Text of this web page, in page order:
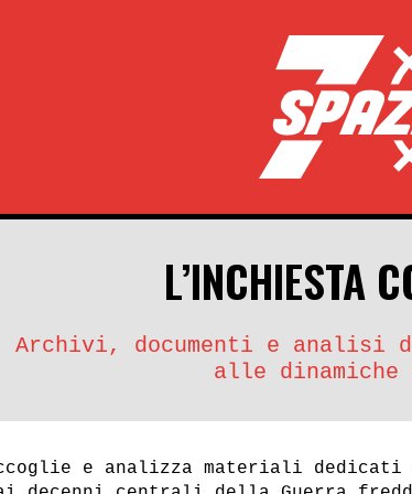
L’INCHIESTA
Archivi, documenti e analisi
alle dinamiche
e analizza materiali